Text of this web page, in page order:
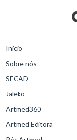
Início
Sobre nós
SECAD
Jaleko
Artmed360
Artmed Editora